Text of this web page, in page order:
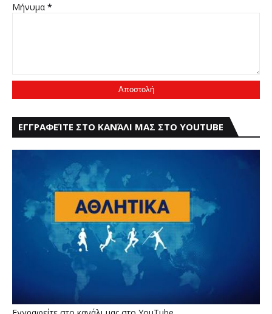
Μήνυμα *
ΕΓΓΡΑΦΕΊΤΕ ΣΤΟ ΚΑΝΆΛΙ ΜΑΣ ΣΤΟ YOUTUBE